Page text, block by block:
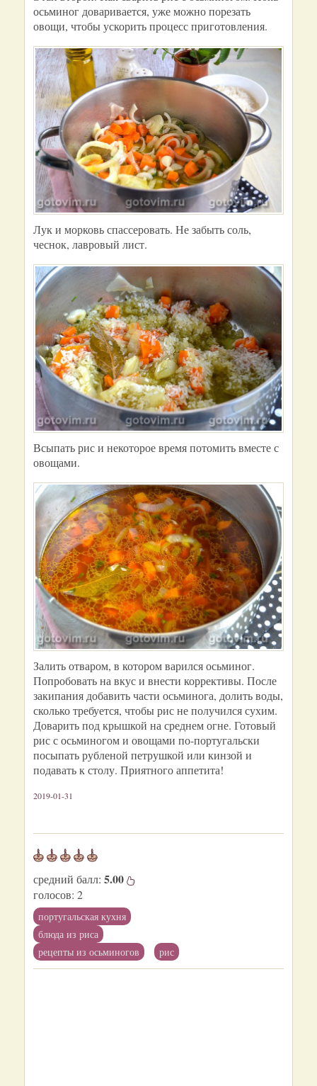
осьминог доваривается, уже можно порезать
овощи, чтобы ускорить процесс приготовления.
Лук и морковь спассеровать. Не забыть соль,
чеснок, лавровый лист.
Всыпать рис и некоторое время потомить вместе с
овощами.
Залить отваром, в котором варился осьминог.
Попробовать на вкус и внести коррективы. После
закипания добавить части осьминога, долить воды,
сколько требуется, чтобы рис не получился сухим.
Доварить под крышкой на среднем огне. Готовый
рис с осьминогом и овощами по-португальски
посыпать рубленой петрушкой или кинзой и
подавать к столу. Приятного аппетита!
2019-01-31
средний балл: 5.00
голосов: 2
португальская кухня
блюда из риса
рецепты из осьминогов
рис